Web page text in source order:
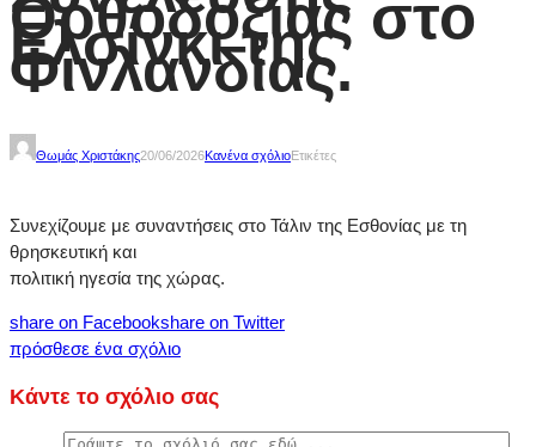
Ορθοδοξίας στο
Ελσίνκι της
Φινλανδίας.
Θωμάς Χριστάκης20/06/2026Κανένα σχόλιοΕτικέτες
Συνεχίζουμε με συναντήσεις στο Τάλιν της Εσθονίας με τη
θρησκευτική και
πολιτική ηγεσία της χώρας.
share on Facebookshare on Twitter
πρόσθεσε ένα σχόλιο
Κάντε το σχόλιο σας